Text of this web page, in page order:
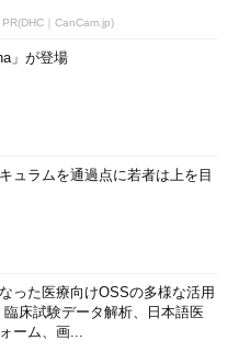
PR(DHC｜CanCam.jp)
」が登場
ュラムを通過点に若者は上を目
った医療向けOSSの多様な活用
床試験データ解析、日本語医
ーム、画...